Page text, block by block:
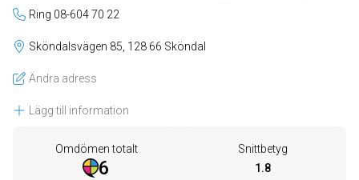
Ring 08-604 70 22
Sköndalsvägen 85, 128 66 Sköndal
Ändra adress
Lägg till information
Omdömen totalt
6
Snittbetyg
1.8